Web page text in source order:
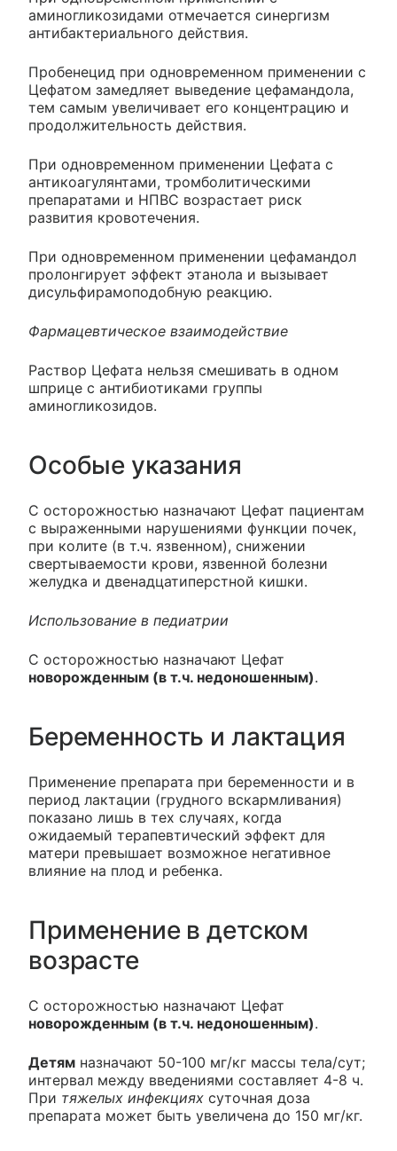
аминогликозидами отмечается синергизм
антибактериального действия.
Пробенецид при одновременном применении с
Цефатом замедляет выведение цефамандола,
тем самым увеличивает его концентрацию и
продолжительность действия.
При одновременном применении Цефата с
антикоагулянтами, тромболитическими
препаратами и НПВС возрастает риск
развития кровотечения.
При одновременном применении цефамандол
пролонгирует эффект этанола и вызывает
дисульфирамоподобную реакцию.
Фармацевтическое взаимодействие
Раствор Цефата нельзя смешивать в одном
шприце с антибиотиками группы
аминогликозидов.
Особые указания
С осторожностью назначают Цефат пациентам
с выраженными нарушениями функции почек,
при колите (в т.ч. язвенном), снижении
свертываемости крови, язвенной болезни
желудка и двенадцатиперстной кишки.
Использование в педиатрии
С осторожностью назначают Цефат
новорожденным (в т.ч. недоношенным).
Беременность и лактация
Применение препарата при беременности и в
период лактации (грудного вскармливания)
показано лишь в тех случаях, когда
ожидаемый терапевтический эффект для
матери превышает возможное негативное
влияние на плод и ребенка.
Применение в детском
возрасте
С осторожностью назначают Цефат
новорожденным (в т.ч. недоношенным).
Детям назначают 50-100 мг/кг массы тела/сут;
интервал между введениями составляет 4-8 ч.
При тяжелых инфекциях суточная доза
препарата может быть увеличена до 150 мг/кг.